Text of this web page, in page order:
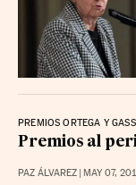
PREMIOS ORTEGA Y
Premios al
PAZ ÁLVAREZ | MAY 07,